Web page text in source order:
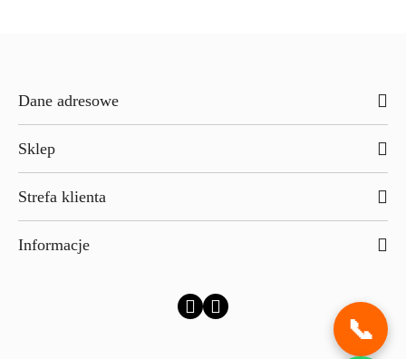
📞
Dane adresowe
Sklep
Strefa klienta
Informacje